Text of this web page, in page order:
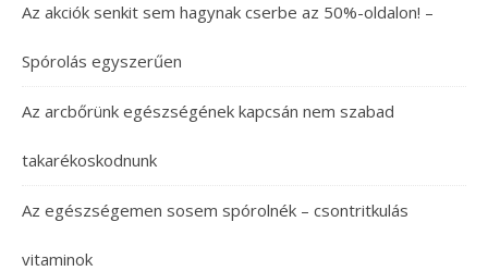
Az akciók senkit sem hagynak cserbe az 50%-oldalon! –
Spórolás egyszerűen
Az arcbőrünk egészségének kapcsán nem szabad
takarékoskodnunk
Az egészségemen sosem spórolnék – csontritkulás
vitaminok